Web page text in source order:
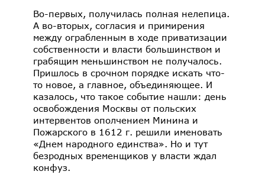
Во-первых, получилась полная нелепица.
А во-вторых, согласия и примирения
между ограбленным в ходе приватизации
собственности и власти большинством и
грабящим меньшинством не получалось.
Пришлось в срочном порядке искать что-
то новое, а главное, объединяющее. И
казалось, что такое событие нашли: день
освобождения Москвы от польских
интервентов ополчением Минина и
Пожарского в 1612 г. решили именовать
«Днем народного единства». Но и тут
безродных временщиков у власти ждал
конфуз.